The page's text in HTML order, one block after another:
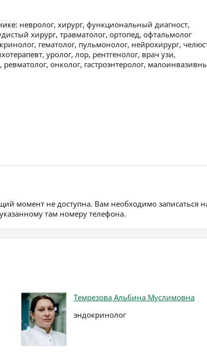
невролог, хирург, функциональный диагност,
хирург, травматолог, ортопед, офтальмолог
гематолог, пульмонолог, нейрохирург,
уролог, лор, рентгенолог, врач узи,
онколог, гастроэнтеролог,
момент не доступна. Вам необходимо записаться
там номеру телефона.
Темрезова Альбина Муслимовна
эндокринолог